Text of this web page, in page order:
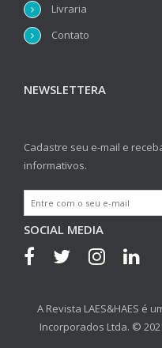
Livraria
Contato
NEWSLETTERA
Cadastre seu e-mail e
informativos.
SOCIAL MEDIA
A Revista LAES&HAES é
Incorporados Ltda. ©